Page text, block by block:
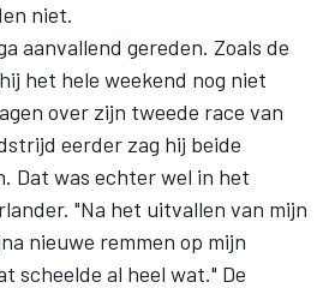
niet.
aanvallend gereden. Zoals de
het hele weekend nog niet
over zijn tweede race van
eerder zag hij beide
Dat was echter wel in het
"Na het uitvallen van mijn
nieuwe remmen op mijn
scheelde al heel wat." De